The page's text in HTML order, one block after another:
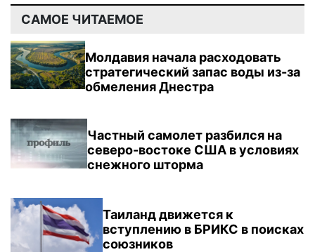
САМОЕ ЧИТАЕМОЕ
Молдавия начала расходовать
стратегический запас воды из-за
обмеления Днестра
Частный самолет разбился на
северо-востоке США в условиях
снежного шторма
Таиланд движется к
вступлению в БРИКС в поисках
союзников